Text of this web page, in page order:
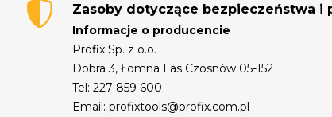
Zasoby dotyczące bezpieczeństwa i
Informacje o producencie
Profix Sp. z o.o.
Dobra 3, Łomna Las Czosnów 05-152
Tel: 227 859 600
Email: profixtools@profix.com.pl